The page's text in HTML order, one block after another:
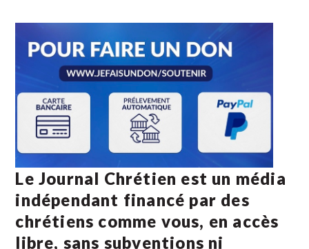
Le Journal Chrétien est un média
indépendant financé par des
chrétiens comme vous, en accès
libre, sans subventions ni